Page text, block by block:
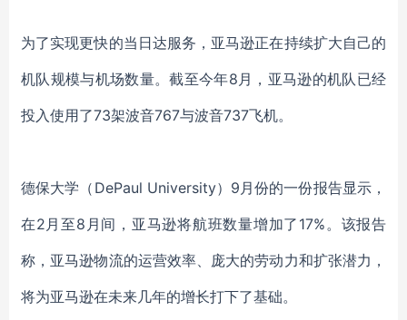
为了实现更快的当日达服务，亚马逊正在持续扩大自己的
机队规模与机场数量。截至今年8月，亚马逊的机队已经
投入使用了73架波音767与波音737飞机。
德保大学（ DePaul University）9月份的一份报告显示 ，
在2月至8月间， 亚马逊将航班数量增加了 17%。 该报告
称，亚马逊物流的运营效率、庞大的劳动力和扩张潜力，
将为亚马逊在未来几年的增长打下了基础。